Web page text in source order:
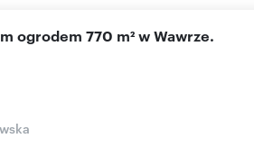
ogrodem 770 m² w Wawrze.